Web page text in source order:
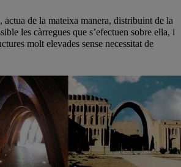
actua de la mateixa manera, distribuint de la
les càrregues que s’efectuen sobre ella, i
molt elevades sense necessitat de